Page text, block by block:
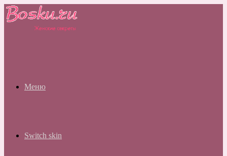
Меню
Switch skin